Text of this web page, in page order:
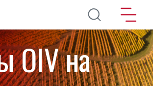
Перейти к основному содержанию
OIV на